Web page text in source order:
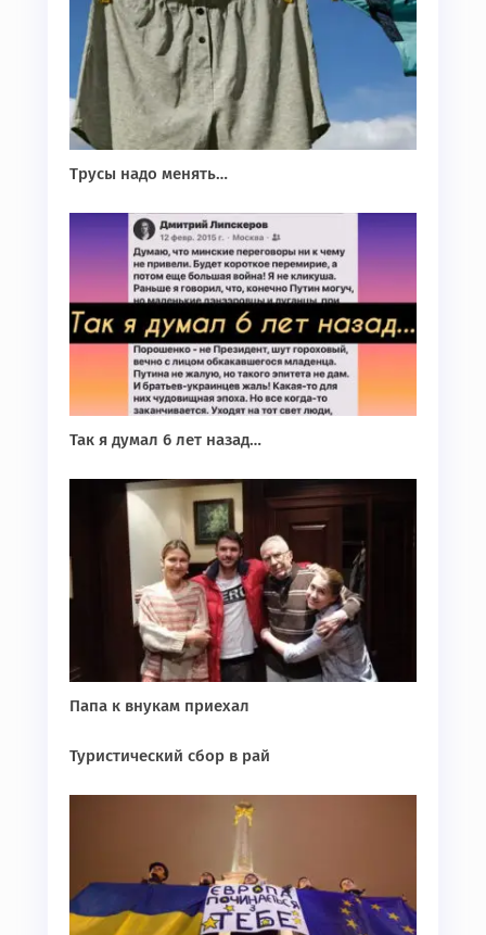
Трусы надо менять…
Так я думал 6 лет назад…
Папа к внукам приехал
Туристический сбор в рай